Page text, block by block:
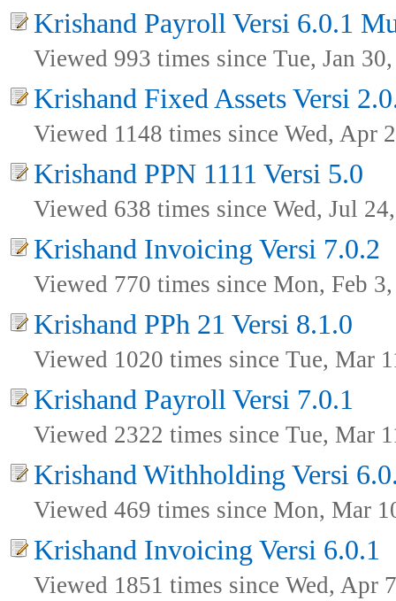
Krishand Payroll Versi 6.0.1
Viewed 993 times since Tue, Jan
Krishand Fixed Assets Versi
Viewed 1148 times since Wed, Apr
Krishand PPN 1111 Versi 5.0
Viewed 638 times since Wed, Jul
Krishand Invoicing Versi 7.0.2
Viewed 770 times since Mon, Feb
Krishand PPh 21 Versi 8.1.0
Viewed 1020 times since Tue, Mar
Krishand Payroll Versi 7.0.1
Viewed 2322 times since Tue, Mar
Krishand Withholding Versi
Viewed 469 times since Mon, Mar
Krishand Invoicing Versi 6.0.1
Viewed 1851 times since Wed, Apr